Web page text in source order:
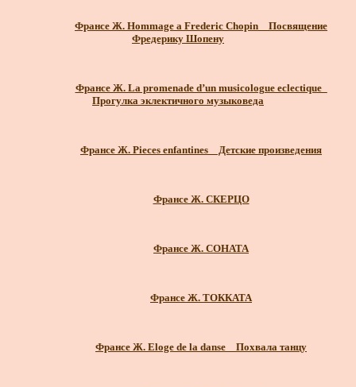
Франсе Ж. Hommage a Frederic Chopin _ Посвящение
Фредерику Шопену
Франсе Ж. La promenade d’un musicologue eclectique_
Прогулка эклектичного музыковеда
Франсе Ж. Pieces enfantines _ Детские произведения
Франсе Ж. СКЕРЦО
Франсе Ж. СОНАТА
Франсе Ж. ТОККАТА
Франсе Ж. Eloge de la danse _ Похвала танцу